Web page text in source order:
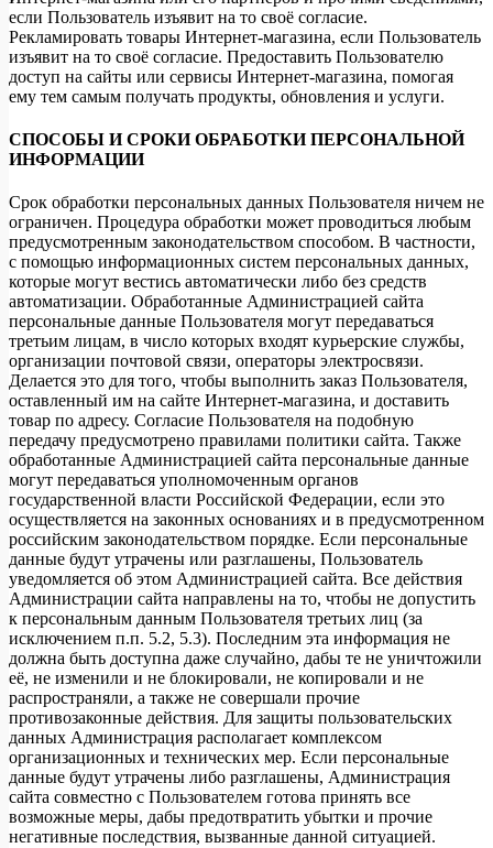
если Пользователь изъявит на то своё согласие.
Рекламировать товары Интернет-магазина, если Пользователь
изъявит на то своё согласие. Предоставить Пользователю
доступ на сайты или сервисы Интернет-магазина, помогая
ему тем самым получать продукты, обновления и услуги.
СПОСОБЫ И СРОКИ ОБРАБОТКИ ПЕРСОНАЛЬНОЙ
ИНФОРМАЦИИ
Срок обработки персональных данных Пользователя ничем не
ограничен. Процедура обработки может проводиться любым
предусмотренным законодательством способом. В частности,
с помощью информационных систем персональных данных,
которые могут вестись автоматически либо без средств
автоматизации. Обработанные Администрацией сайта
персональные данные Пользователя могут передаваться
третьим лицам, в число которых входят курьерские службы,
организации почтовой связи, операторы электросвязи.
Делается это для того, чтобы выполнить заказ Пользователя,
оставленный им на сайте Интернет-магазина, и доставить
товар по адресу. Согласие Пользователя на подобную
передачу предусмотрено правилами политики сайта. Также
обработанные Администрацией сайта персональные данные
могут передаваться уполномоченным органов
государственной власти Российской Федерации, если это
осуществляется на законных основаниях и в предусмотренном
российским законодательством порядке. Если персональные
данные будут утрачены или разглашены, Пользователь
уведомляется об этом Администрацией сайта. Все действия
Администрации сайта направлены на то, чтобы не допустить
к персональным данным Пользователя третьих лиц (за
исключением п.п. 5.2, 5.3). Последним эта информация не
должна быть доступна даже случайно, дабы те не уничтожили
её, не изменили и не блокировали, не копировали и не
распространяли, а также не совершали прочие
противозаконные действия. Для защиты пользовательских
данных Администрация располагает комплексом
организационных и технических мер. Если персональные
данные будут утрачены либо разглашены, Администрация
сайта совместно с Пользователем готова принять все
возможные меры, дабы предотвратить убытки и прочие
негативные последствия, вызванные данной ситуацией.